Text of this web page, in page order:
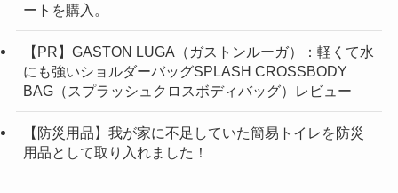
ートを購入。
【PR】GASTON LUGA（ガストンルーガ）：軽くて水
にも強いショルダーバッグSPLASH CROSSBODY
BAG（スプラッシュクロスボディバッグ）レビュー
【防災用品】我が家に不足していた簡易トイレを防災
用品として取り入れました！